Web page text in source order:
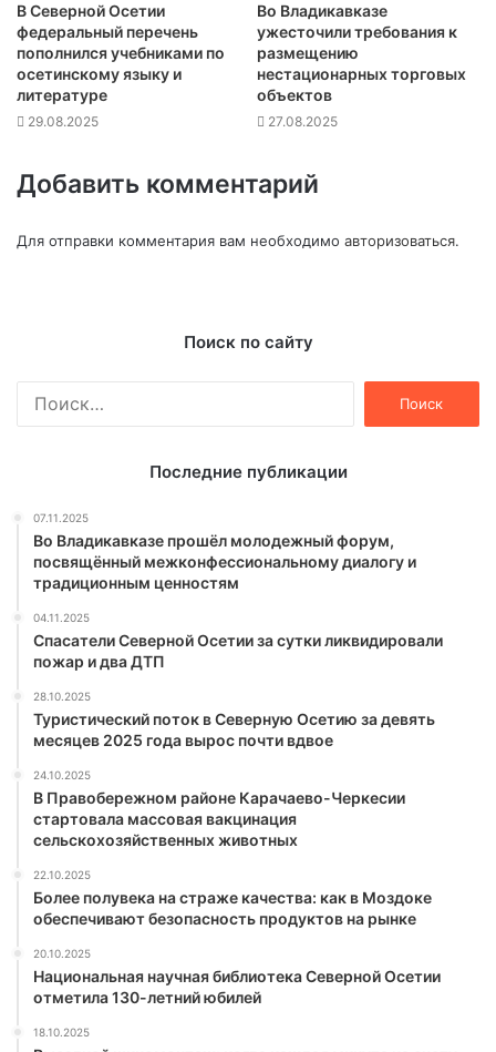
В Северной Осетии
федеральный перечень
пополнился учебниками по
осетинскому языку и
литературе
29.08.2025
Во Владикавказе
ужесточили требования к
размещению
нестационарных торговых
объектов
27.08.2025
Добавить комментарий
Для отправки комментария вам необходимо авторизоваться.
Поиск по сайту
Последние публикации
07.11.2025
Во Владикавказе прошёл молодежный форум,
посвящённый межконфессиональному диалогу и
традиционным ценностям
04.11.2025
Спасатели Северной Осетии за сутки ликвидировали
пожар и два ДТП
28.10.2025
Туристический поток в Северную Осетию за девять
месяцев 2025 года вырос почти вдвое
24.10.2025
В Правобережном районе Карачаево-Черкесии
стартовала массовая вакцинация
сельскохозяйственных животных
22.10.2025
Более полувека на страже качества: как в Моздоке
обеспечивают безопасность продуктов на рынке
20.10.2025
Национальная научная библиотека Северной Осетии
отметила 130-летний юбилей
18.10.2025